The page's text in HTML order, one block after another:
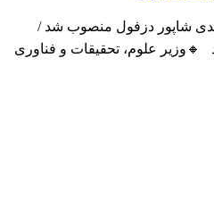
دزفول منصوب شد /
علوم، تحقیقات و فناوری